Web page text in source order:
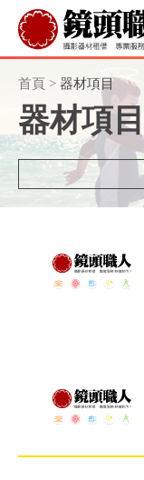
首頁 > 器材項目
器材項目